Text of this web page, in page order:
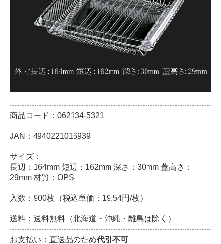
商品コード：062134-5321
JAN：4940221016939
サイズ：
長辺：164mm 短辺：162mm 深さ：30mm 蓋高さ：
29mm 材質：OPS
入数：900枚（税込単価：19.54円/枚）
送料：送料無料（北海道・沖縄・離島は除く）
お支払い：直送品のため代引不可